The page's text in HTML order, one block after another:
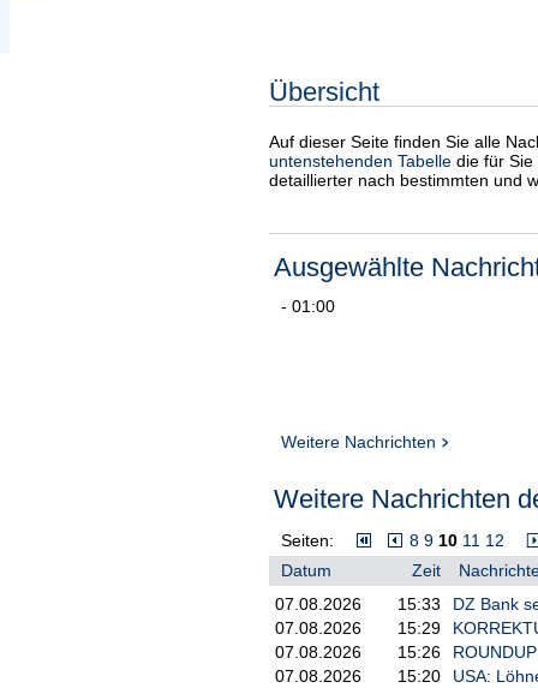
Übersicht
Auf dieser Seite finden Sie alle
untenstehenden Tabelle die für
detaillierter nach bestimmten und
Ausgewählte
- 01:00
Weitere Nachrichten
Weitere Nachrichten
Seiten: 8 9 10 11 12
Datum
Zeit
07.08.2026
15:33
DZ Bank
07.08.2026
15:29
07.08.2026
15:26
07.08.2026
15:20
USA: